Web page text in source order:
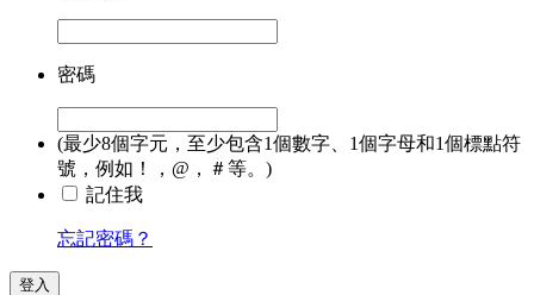
密碼
(最少8個字元，至少包含1個數字、1個字母和1個標點符
號，例如！，@，＃等。)
記住我
忘記密碼？
登入